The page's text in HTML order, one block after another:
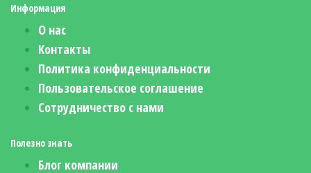
Информация
О нас
Контакты
Политика конфиденциальности
Пользовательское соглашение
Сотрудничество с нами
Полезно знать
Блог компании